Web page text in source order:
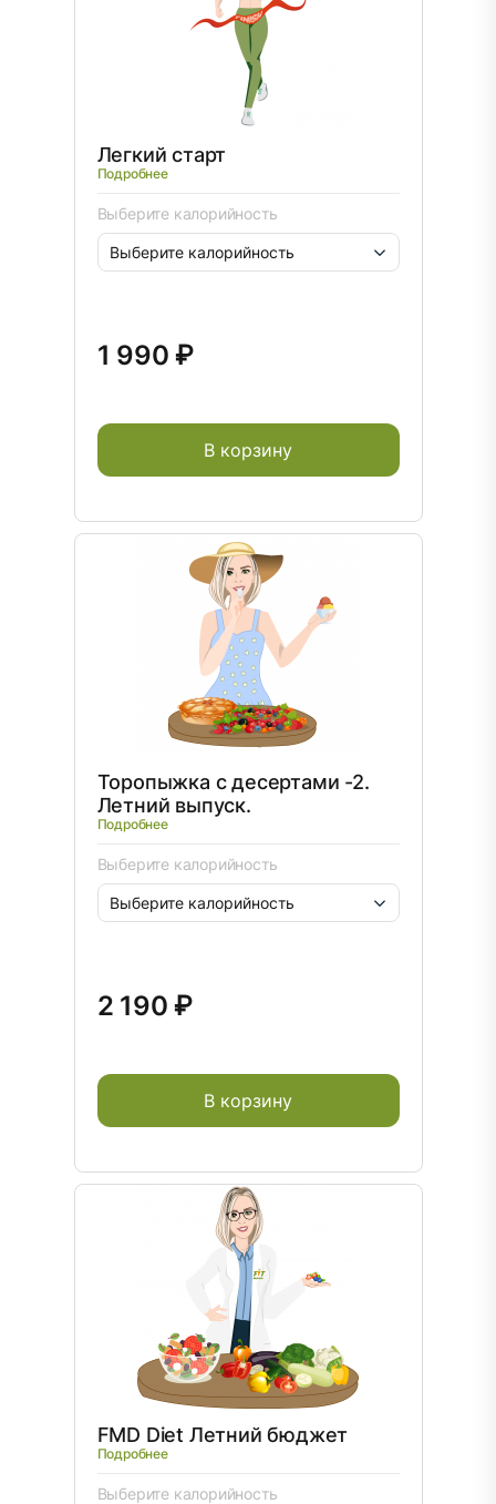
Легкий старт
Подробнее
Выберите калорийность
1 990 ₽
В корзину
Торопыжка с десертами -2.
Летний выпуск.
Подробнее
Выберите калорийность
2 190 ₽
В корзину
FMD Diet Летний бюджет
Подробнее
Выберите калорийность